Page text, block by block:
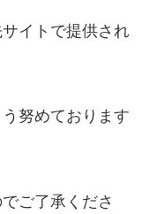
イトで提供され
努めております
ご了承くださ